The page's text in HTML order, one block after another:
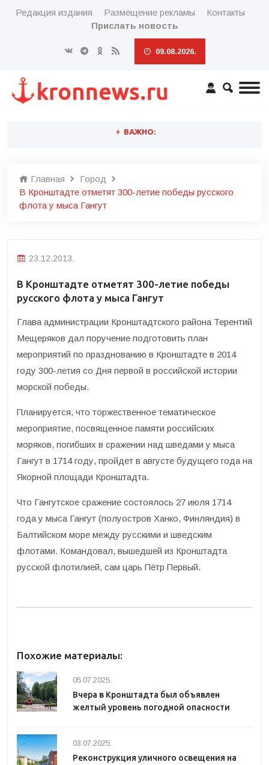
Редакция издания Размещение рекламы
Контакты
Прислать новость
09.08.2026.
ВАЖНО:
Главная
Город
В Кронштадте отметят 300-летие победы русского
флота у мыса Гангут
23.12.2013.
В Кронштадте отметят 300-летие победы
русского флота у мыса Гангут
Глава администрации Кронштадтского района Терентий
Мещеряков дал поручение подготовить план
мероприятий по празднованию в Кронштадте в 2014
году 300-летия со Дня первой в российской истории
морской победы.
Планируется, что торжественное тематическое
мероприятие, посвященное памяти российских
моряков, погибших в сражении над шведами у мыса
Гангут в 1714 году, пройдет в августе будущего года на
Якорной площади Кронштадта.
Что Гангутское сражение состоялось 27 июля 1714
года у мыса Гангут (полуостров Ханко, Финляндия) в
Балтийском море между русскими и шведским
флотами. Командовал, вышедшей из Кронштадта
русской флотилией, сам царь Пётр Первый.
Похожие материалы:
05.07.2025.
Вчера в Кронштадта был объявлен
желтый уровень погодной опасности
03.07.2025.
Реконструкция уличного освещения на